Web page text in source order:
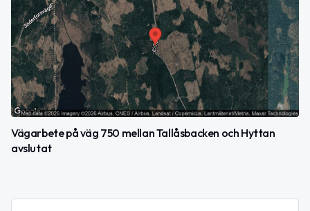
Vägarbete på väg 750 mellan Tallåsbacken och Hyttan
avslutat